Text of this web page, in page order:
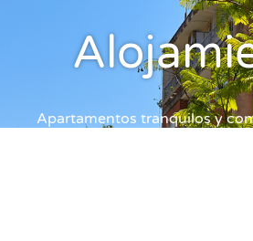
Apartamentos tranquilos y